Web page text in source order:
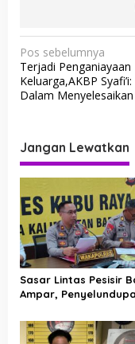
N
a
v
g
a
s
i
p
o
s
Pos sebelumnya
Terjadi Penganiayaan
Keluarga,AKBP
Dalam Menyelesaikan
Jangan Lewatkan
Sasar Lintas Pesisir
Ampar,
Digagalkan Polres
Raya